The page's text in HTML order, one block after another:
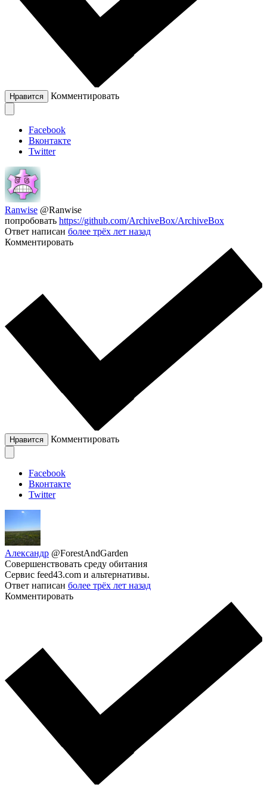
Нравится Комментировать
Facebook
Вконтакте
Twitter
Ranwise @Ranwise
попробовать https://github.com/ArchiveBox/ArchiveBox
Ответ написан более трёх лет назад
Комментировать
Нравится Комментировать
Facebook
Вконтакте
Twitter
Александр @ForestAndGarden
Совершенствовать среду обитания
Сервис feed43.com и альтернативы.
Ответ написан более трёх лет назад
Комментировать